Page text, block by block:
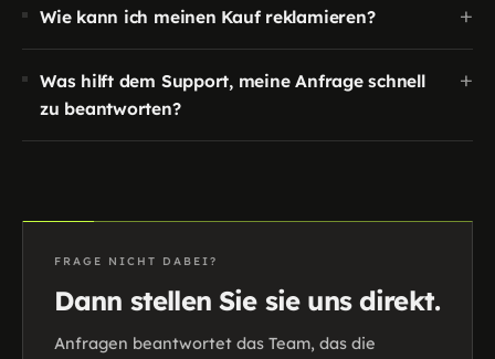
Wie kann ich meinen Kauf reklamieren? +
Was hilft dem Support, meine Anfrage schnell
zu beantworten?
+
FRAGE NICHT DABEI?
Dann stellen Sie sie uns direkt.
Anfragen beantwortet das Team, das die